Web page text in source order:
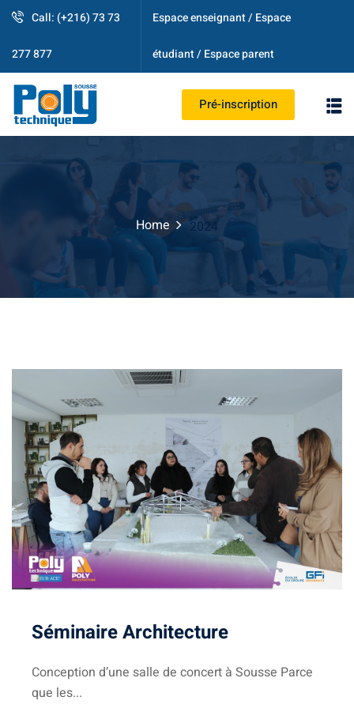
Call: (+216) 73 73
277 877
Espace enseignant / Espace
étudiant / Espace parent
Pré-inscription
Home 2024
Séminaire Architecture
Conception d’une salle de concert à Sousse Parce
que les...